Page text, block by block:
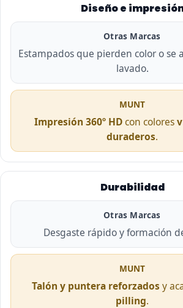
Diseño e
Otras Marcas
Estampados que pierden color o se
lavado.
MUNT
Impresión 360º HDcon colores
duraderos.
Durabilidad
Otras Marcas
Desgaste rápido y formación
MUNT
Talón y puntera reforzados y
pilling.